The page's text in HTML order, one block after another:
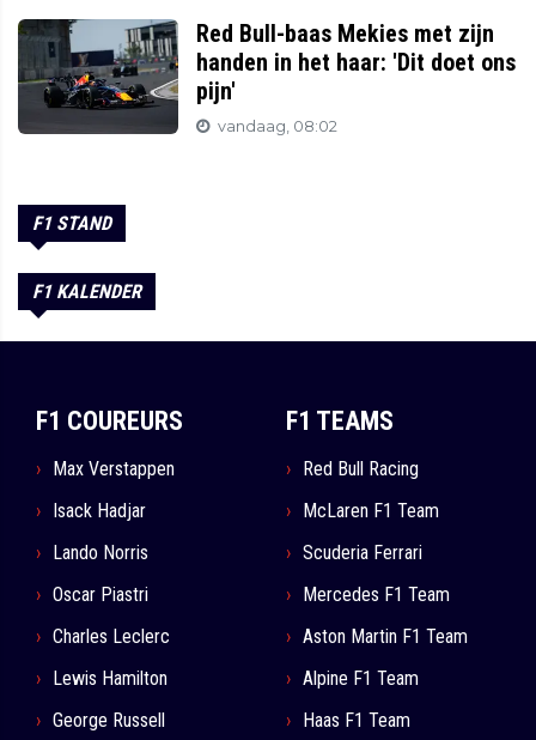
Red Bull-baas Mekies met zijn
handen in het haar: 'Dit doet ons
pijn'
vandaag, 08:02
F1 STAND
F1 KALENDER
F1 COUREURS
Max Verstappen
Isack Hadjar
Lando Norris
Oscar Piastri
Charles Leclerc
Lewis Hamilton
George Russell
F1 TEAMS
Red Bull Racing
McLaren F1 Team
Scuderia Ferrari
Mercedes F1 Team
Aston Martin F1 Team
Alpine F1 Team
Haas F1 Team